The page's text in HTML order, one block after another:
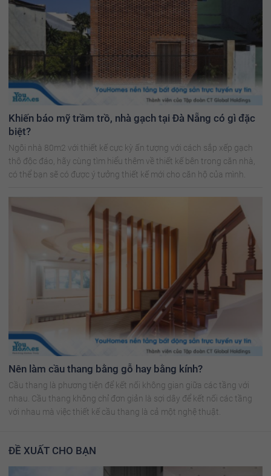
Khiến báo mỹ trầm trồ, nhà gạch tại Đà Nẵng có gì đặc
biệt?
Ngôi nhà 80m2 với thiết kế cực kỳ ấn tượng với cách sắp xếp gạch
thô độc đáo, hãy cùng tìm hiểu thêm về thiết kế bên trong căn nhà,
có thể bạn sẽ có được ý tưởng thiết kế mới cho căn hộ của mình.
Nên làm cầu thang bằng gỗ hay bằng kính?
Cầu thang là phương tiện để kết nối không gian giữa các tầng với
nhau. Cầu thang không chỉ đơn giản là sợi dây để kết nối các tầng
với nhau mà việc thiết kế cầu thang là cả một nghệ thuật.
ĐỀ XUẤT CHO BẠN